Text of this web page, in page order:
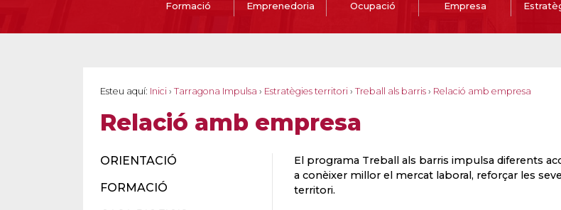
Formació Emprenedoria Ocupació Empresa
Esteu aquí: Inici › Tarragona Impulsa › Estratègies territori › Treball als barris › Relació amb empresa
Relació amb empresa
ORIENTACIÓ
FORMACIÓ
El programa Treball als barris impulsa diferents
a conèixer millor el mercat laboral, reforçar les
territori.